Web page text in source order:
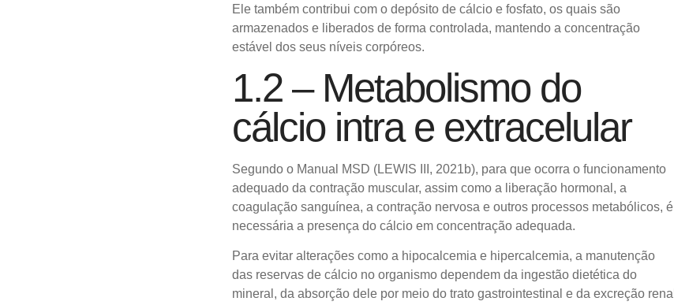
Ele também contribui com o depósito de cálcio e fosfato, os quais são
armazenados e liberados de forma controlada, mantendo a concentração
estável dos seus níveis corpóreos.
1.2 – Metabolismo do
cálcio intra e extracelular
Segundo o Manual MSD (LEWIS III, 2021b), para que ocorra o funcionamento
adequado da contração muscular, assim como a liberação hormonal, a
coagulação sanguínea, a contração nervosa e outros processos metabólicos, é
necessária a presença do cálcio em concentração adequada.
Para evitar alterações como a hipocalcemia e hipercalcemia, a manutenção
das reservas de cálcio no organismo dependem da ingestão dietética do
mineral, da absorção dele por meio do trato gastrointestinal e da excreção renal